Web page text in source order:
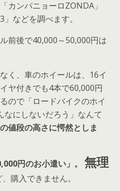
カンパニョーロZONDA」
などを調べます。
前後で40,000～50,000円は
く、車のホイールは、16イ
ヤ付きでも4本で60,000円
ので「ロードバイクのホイ
なにしないだろう」なんて
値段の高さに愕然としま
円のお小遣い」。
無理
購入できません。